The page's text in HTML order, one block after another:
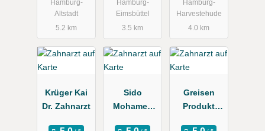
Hamburg-
Altstadt
5.2 km
Hamburg-
Eimsbüttel
3.5 km
Hamburg-
Harvestehude
4.0 km
Krüger Kai
Dr. Zahnarzt
Sido
Mohamed
Greisen
Produkt